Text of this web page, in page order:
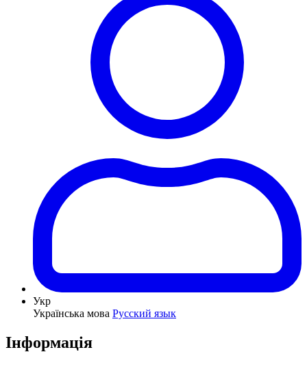
Укр
Українська мова Русский язык
Інформація